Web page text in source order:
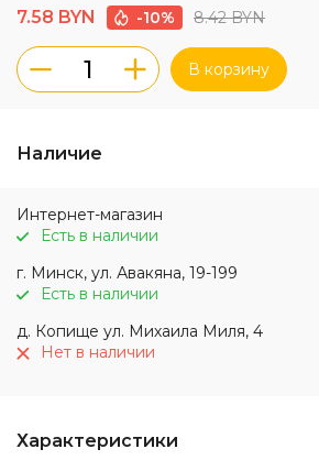
7.58 BYN -10% 8.42 BYN
В корзину
Наличие
Интернет-магазин
Есть в наличии
г. Минск, ул. Авакяна, 19-199
Есть в наличии
д. Копище ул. Михаила Миля, 4
Нет в наличии
Характеристики